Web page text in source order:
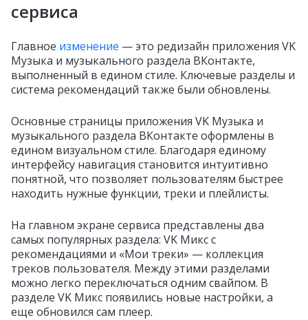
сервиса
Главное изменение — это редизайн приложения VK
Музыка и музыкального раздела ВКонтакте,
выполненный в едином стиле. Ключевые разделы и
система рекомендаций также были обновлены.
Основные страницы приложения VK Музыка и
музыкального раздела ВКонтакте оформлены в
едином визуальном стиле. Благодаря единому
интерфейсу навигация становится интуитивно
понятной, что позволяет пользователям быстрее
находить нужные функции, треки и плейлисты.
На главном экране сервиса представлены два
самых популярных раздела: VK Микс с
рекомендациями и «Мои треки» — коллекция
треков пользователя. Между этими разделами
можно легко переключаться одним свайпом. В
разделе VK Микс появились новые настройки, а
еще обновился сам плеер.